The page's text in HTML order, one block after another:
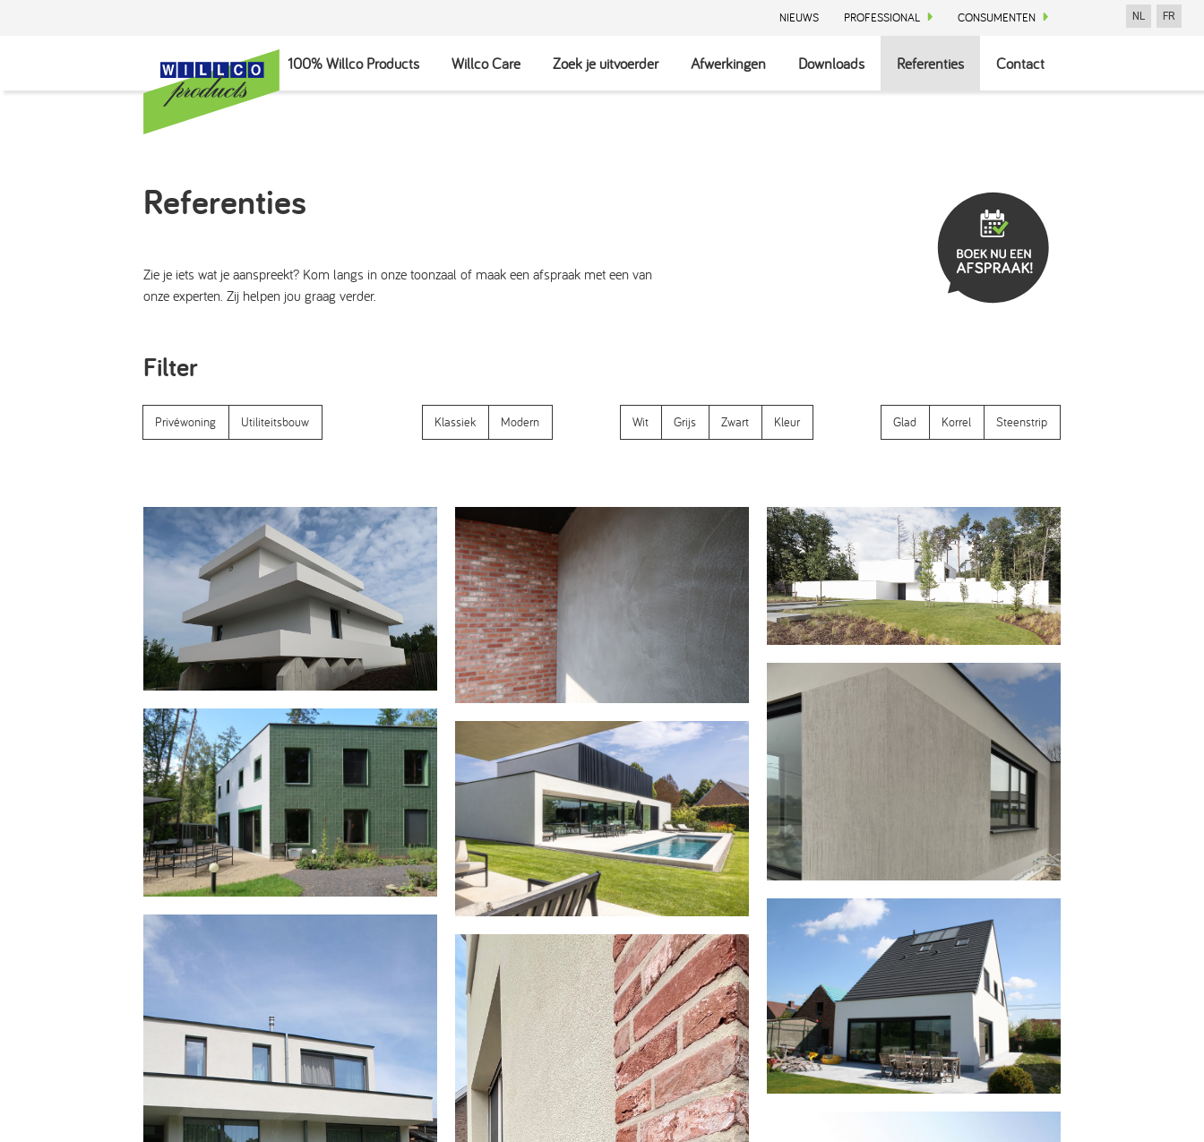
NIEUWS PROFESSIONAL CONSUMENTEN NL FR
100% Willco Products Willco Care Zoek je uitvoerder Afwerkingen Downloads Referenties Contact
Referenties
Zie je iets wat je aanspreekt? Kom langs in onze toonzaal of maak een afspraak met een van
onze experten. Zij helpen jou graag verder.
Filter
Privéwoning Utiliteitsbouw Klassiek Modern Wit Grijs Zwart Kleur Glad Korrel Steenstrip